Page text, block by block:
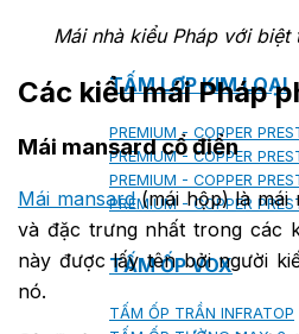
TẤM LỢP KIM LOẠI
PREMIUM - COPPER
PREMIUM - COPPER
PREMIUM - COPPER
PREMIUM - COPPER
TẤM ỐP VOX
TẤM ỐP TRẦN INFRATOP
Mái nhà kiểu Pháp với
Các kiểu mái Pháp
Mái mansard cổ điển
Mái mansard (mái hộp) là mái
và đặc trưng nhất trong các
này được lấy tên bởi người
nó.